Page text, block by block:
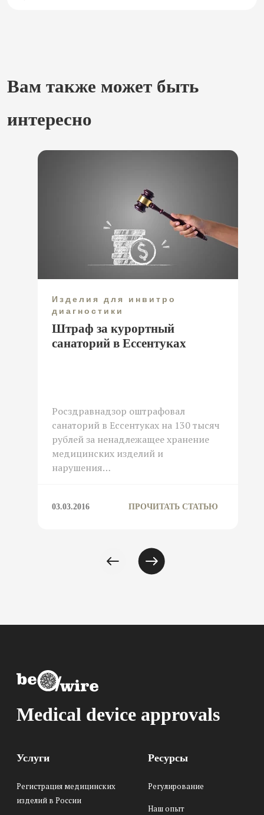
Вам также может быть
интересно
Изделия для инвитро
диагностики
Штраф за курортный
санаторий в Ессентуках
Росздравнадзор оштрафовал
санаторий в Ессентуках на 130 тысяч
рублей за ненадлежащее хранение
медицинских изделий и
нарушения…
03.03.2016 ПРОЧИТАТЬ СТАТЬЮ
Medical device approvals
Услуги
Регистрация медицинских
изделий в России
Ресурсы
Регулирование
Наш опыт